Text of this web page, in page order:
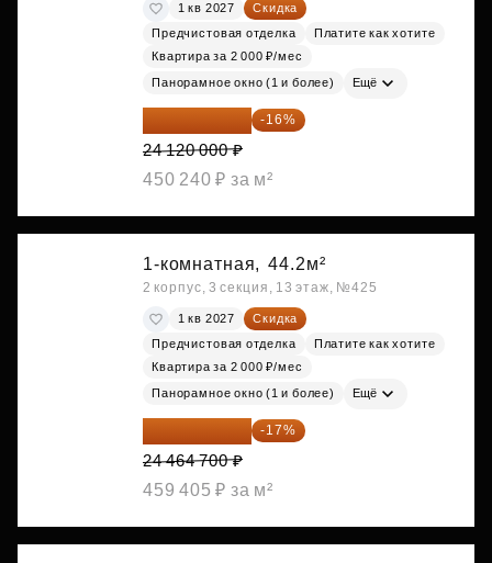
1 кв 2027
Скидка
Предчистовая отделка
Платите как хотите
Квартира за 2 000 ₽/мес
Панорамное окно (1 и более) Ещё
20 260 800 ₽ -16%
24 120 000 ₽
450 240 ₽ за м²
1-комнатная, 44.2м²
2 корпус, 3 секция, 13 этаж, №425
1 кв 2027
Скидка
Предчистовая отделка
Платите как хотите
Квартира за 2 000 ₽/мес
Панорамное окно (1 и более) Ещё
20 305 701 ₽ -17%
24 464 700 ₽
459 405 ₽ за м²